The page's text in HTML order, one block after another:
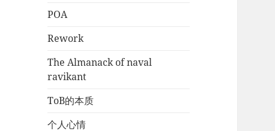
POA
Rework
The Almanack of naval
ravikant
ToB的本质
个人心情